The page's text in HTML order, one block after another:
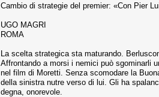
Cambio di strategie del premier: «Con Pier
UGO MAGRI
ROMA
La scelta strategica sta maturando.
Affrontando a morsi i nemici può sgominarli
nel film di Moretti. Senza scomodare la
della sinistra nutre verso di lui. Gli ha
degna, onorevole.